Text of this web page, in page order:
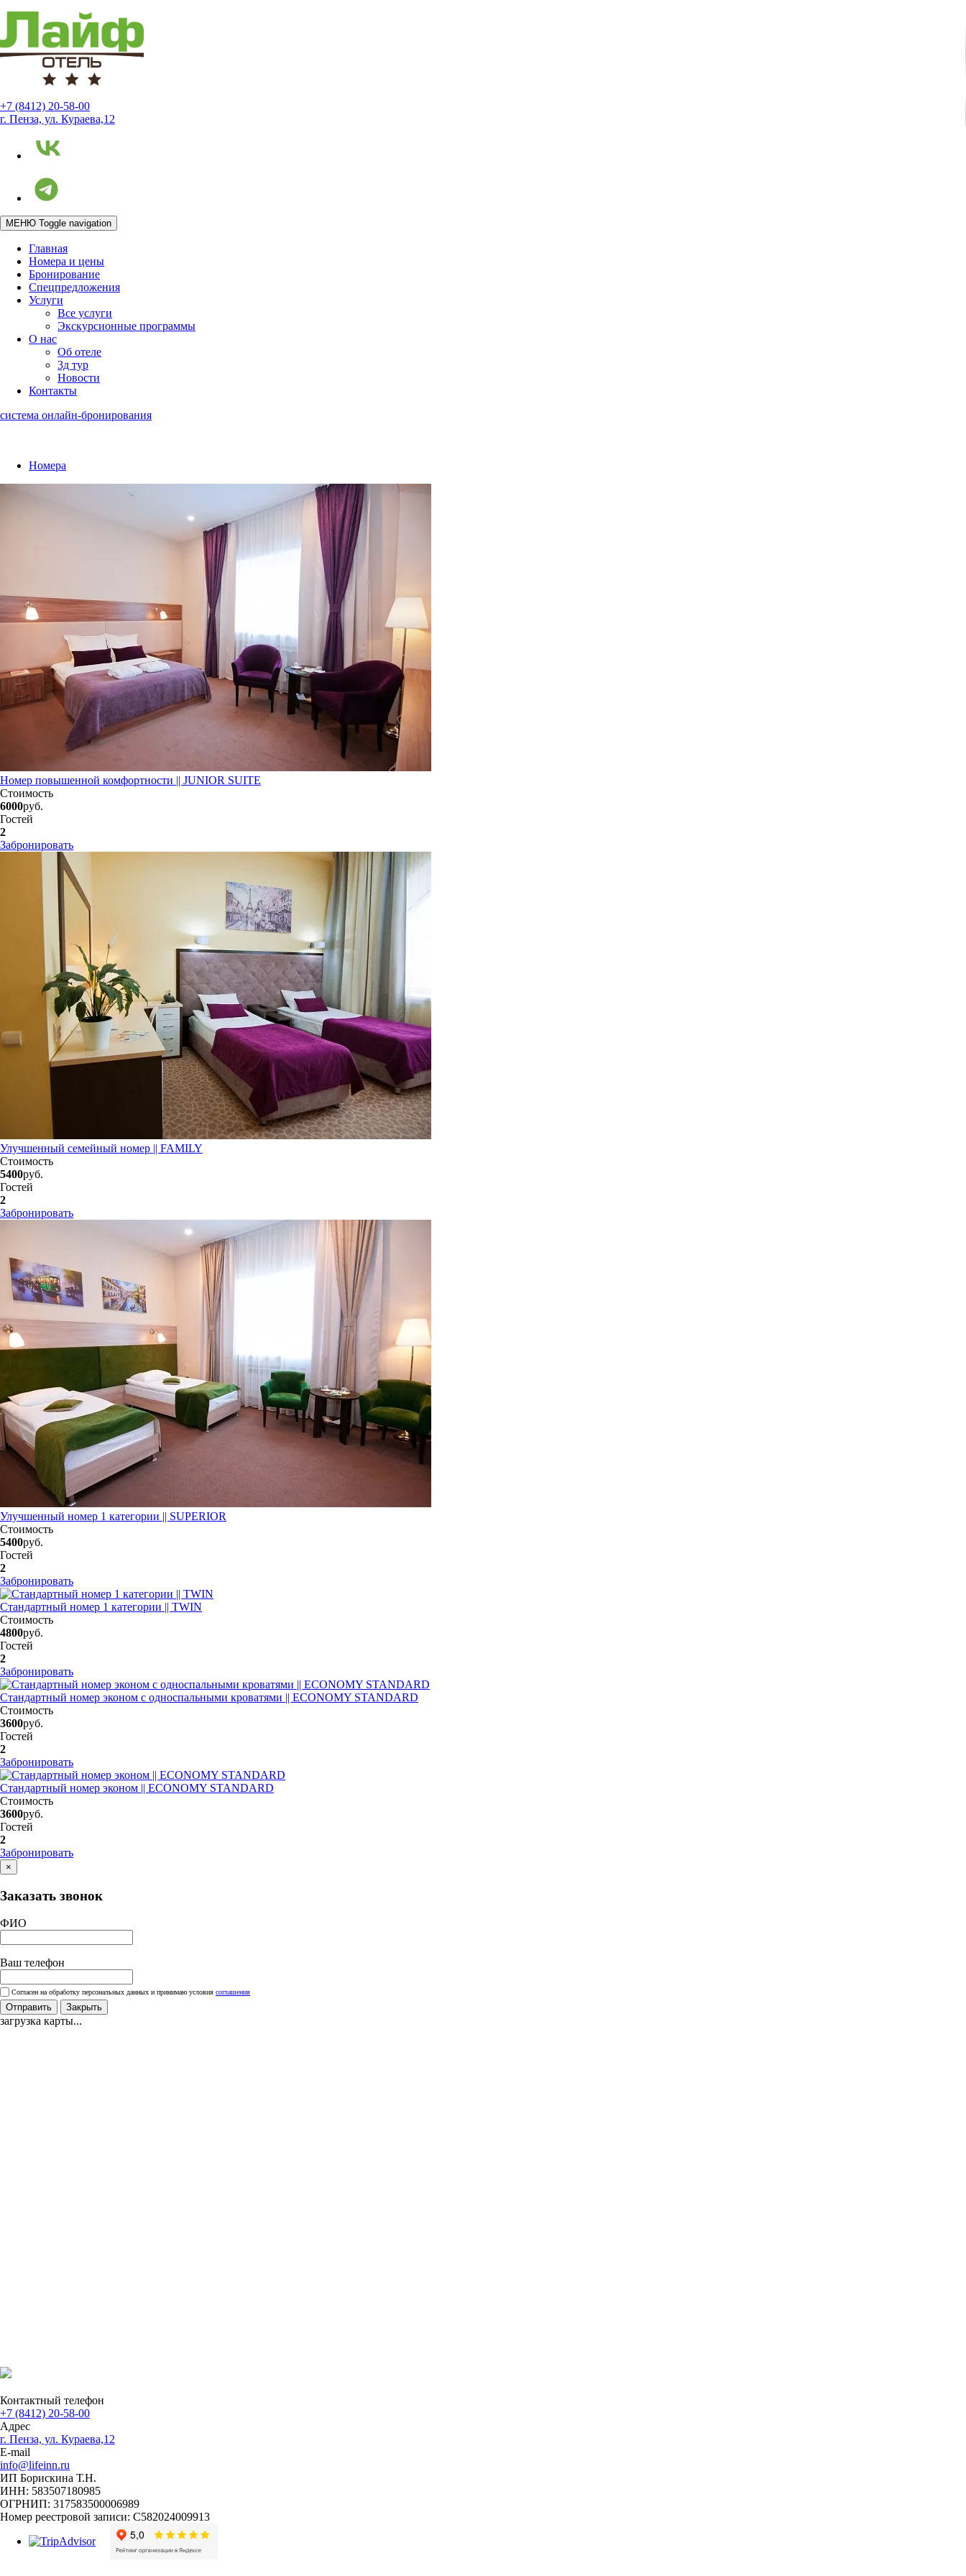
+7 (8412) 20-58-00
г. Пенза, ул. Кураева,12
МЕНЮ Toggle navigation
Главная
Номера и цены
Бронирование
Спецпредложения
Услуги
Все услуги
Экскурсионные программы
O нас
Об отеле
3д тур
Новости
Контакты
система онлайн-бронирования
Номера
Номер повышенной комфортности || JUNIOR SUITE
Стоимость
6000руб.
Гостей
2
Забронировать
Улучшенный семейный номер || FAMILY
Стоимость
5400руб.
Гостей
2
Забронировать
Улучшенный номер 1 категории || SUPERIOR
Стоимость
5400руб.
Гостей
2
Забронировать
Стандартный номер 1 категории || TWIN
Стоимость
4800руб.
Гостей
2
Забронировать
Стандартный номер эконом с односпальными кроватями || ECONOMY STANDARD
Стоимость
3600руб.
Гостей
2
Забронировать
Стандартный номер эконом || ECONOMY STANDARD
Стоимость
3600руб.
Гостей
2
Забронировать
×
Заказать звонок
ФИО
Ваш телефон
Согласен на обработку персональных данных и принимаю условия соглашения
Отправить Закрыть
загрузка карты...
Контактный телефон
+7 (8412) 20-58-00
Адрес
г. Пенза, ул. Кураева,12
E-mail
info@lifeinn.ru
ИП Борискина Т.Н.
ИНН: 583507180985
ОГРНИП: 317583500006989
Номер реестровой записи: С582024009913